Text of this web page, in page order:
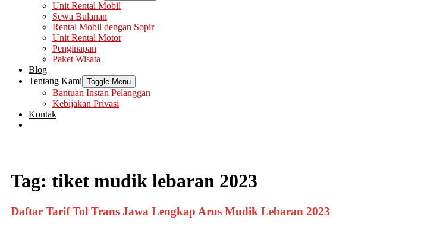
Unit Rental Mobil
Sewa Bulanan
Rental Mobil dengan Sopir
Unit Rental Motor
Penginapan
Paket Wisata
Blog
Tentang Kami Toggle Menu
Bantuan Instan Pelanggan
Kebijakan Privasi
Kontak
Tag: tiket mudik lebaran 2023
Daftar Tarif Tol Trans Jawa Lengkap Arus Mudik Lebaran 2023